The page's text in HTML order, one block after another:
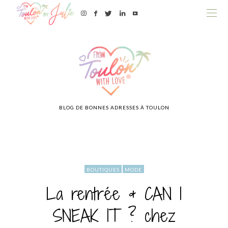
BLOG DE BONNES ADRESSES À TOULON
BOUTIQUES MODE
La rentrée & CAN I
SNEAK IT ? chez